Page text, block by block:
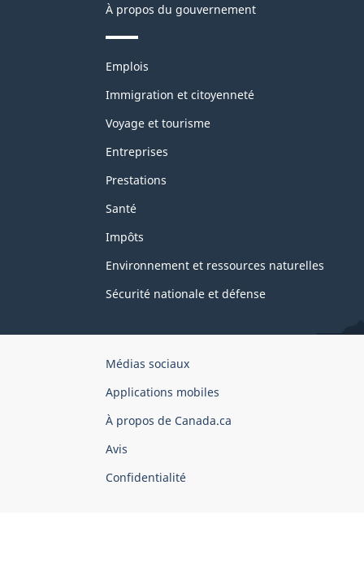
À propos du gouvernement
Thèmes
sujets
Emplois
Immigration et citoyenneté
Voyage et tourisme
Entreprises
Prestations
Santé
Impôts
Environnement et ressources naturelles
Sécurité nationale et défense
Organisation
gouvernement
du
Canada
Médias sociaux
Applications mobiles
À propos de Canada.ca
Avis
Confidentialité